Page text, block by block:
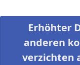
Erhöhter
anderen
verzichten